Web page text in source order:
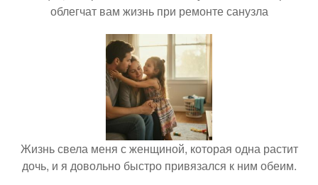
облегчат вам жизнь при ремонте санузла
Жизнь свела меня с женщиной, которая одна растит
дочь, и я довольно быстро привязался к ним обеим.